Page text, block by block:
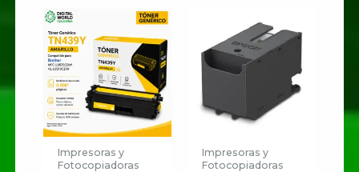
Impresoras y
Fotocopiadoras
Impresoras y
Fotocopiadoras